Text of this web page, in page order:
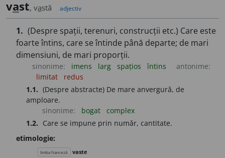
vast, vastă adjectiv
1. (Despre spații, terenuri, construcții etc.) Care este
foarte întins, care se întinde până departe; de mari
dimensiuni, de mari proporții.
sinonime: imens larg spațios întins
antonime:
limitat
redus
1.1. (Despre abstracte) De mare anvergură, de
amploare.
sinonime:
bogat
complex
1.2. Care se impune prin număr, cantitate.
etimologie:
limba franceză vaste